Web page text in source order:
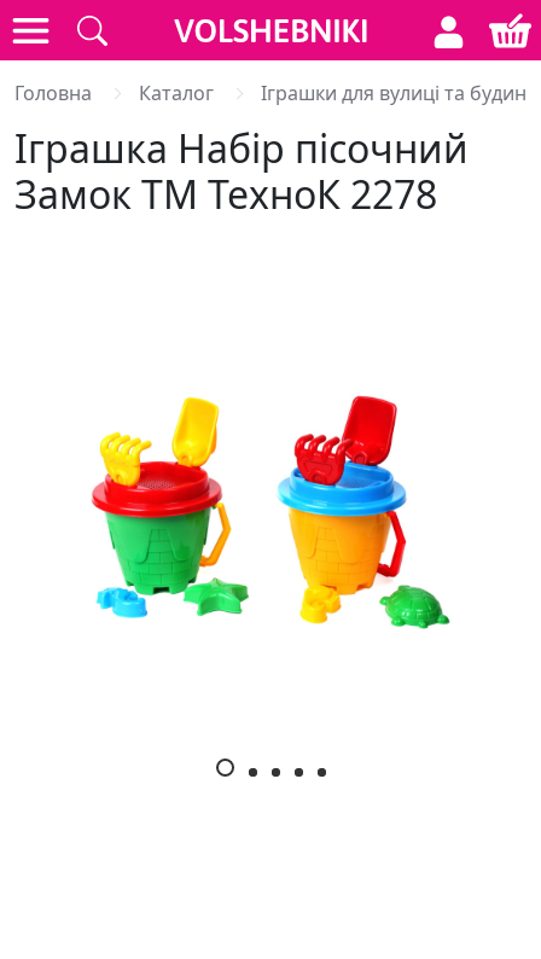
Головна Каталог Іграшки для вулиці та
Іграшка Набір пісочний
Замок ТМ ТехноК 2278